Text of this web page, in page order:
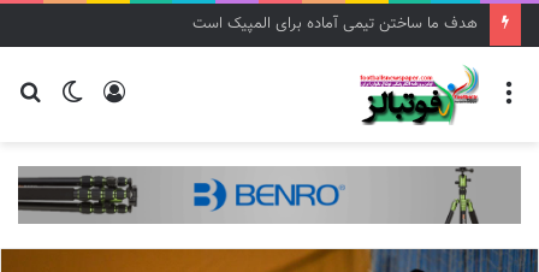
هدف ما ساختن تیمی آماده برای المپیک است
تغییر
ورود منو